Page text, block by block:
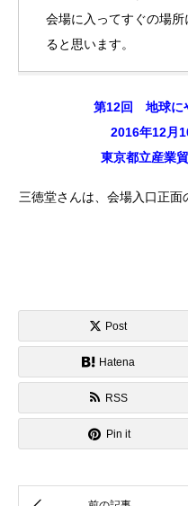
会場に入ってすぐの場
ると思います。
第12回 地球に
2016年12月
東京都立産業
三徳堂さんは、会場入口正
Post
Hatena
RSS
Pin it